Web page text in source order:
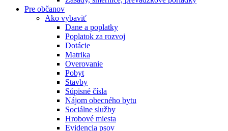
Pre občanov
Ako vybaviť
Dane a poplatky
Poplatok za rozvoj
Dotácie
Matrika
Overovanie
Pobyt
Stavby
Súpisné čísla
Nájom obecného bytu
Sociálne služby
Hrobové miesta
Evidencia psov